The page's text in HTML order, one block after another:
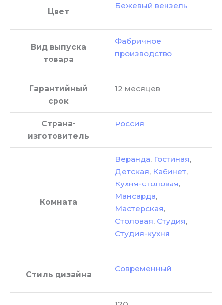
Цвет
Бежевый вензель
Вид выпуска
товара
Фабричное
производство
Гарантийный
срок
12 месяцев
Страна-
изготовитель
Россия
Комната
Веранда, Гостиная,
Детская, Кабинет,
Кухня-столовая,
Мансарда,
Мастерская,
Столовая, Студия,
Студия-кухня
Стиль дизайна
Современный